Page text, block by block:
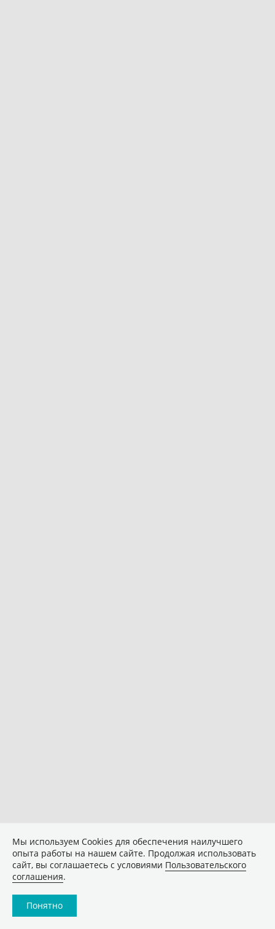
Мы используем Сookies для обеспечения наилучшего
опыта работы на нашем сайте. Продолжая использовать
сайт, вы соглашаетесь с условиями Пользовательского
соглашения.
Понятно